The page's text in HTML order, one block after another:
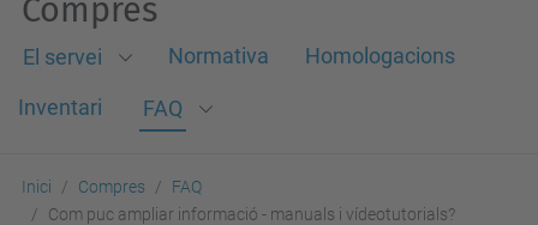
Compres
El servei Normativa Homologacions
Inventari FAQ
Inici Compres
FAQ
Com puc ampliar informació - manuals i vídeotutorials?